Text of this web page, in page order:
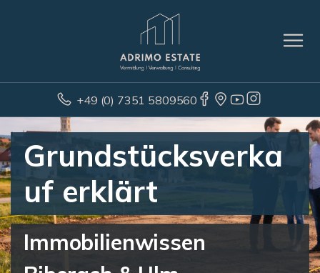
+49 (0) 7351 5809560
Grundstücksverka
uf erklärt
Immobilienwissen